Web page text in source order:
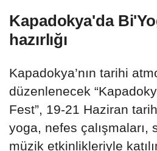
Kapadokya'da
hazırlığı
Kapadokya’nın tarihi
düzenlenecek
Fest”, 19-21 Haziran
yoga, nefes çalışmaları,
müzik etkinlikleriyle